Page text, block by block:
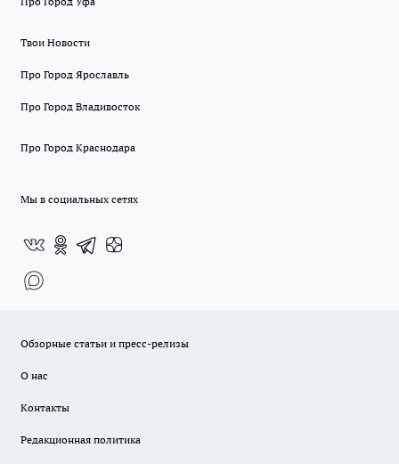
Твои Новости
Про Город Ярославль
Про Город Владивосток
Про Город Краснодара
Мы в социальных сетях
Обзорные статьи и пресс-релизы
О нас
Контакты
Редакционная политика